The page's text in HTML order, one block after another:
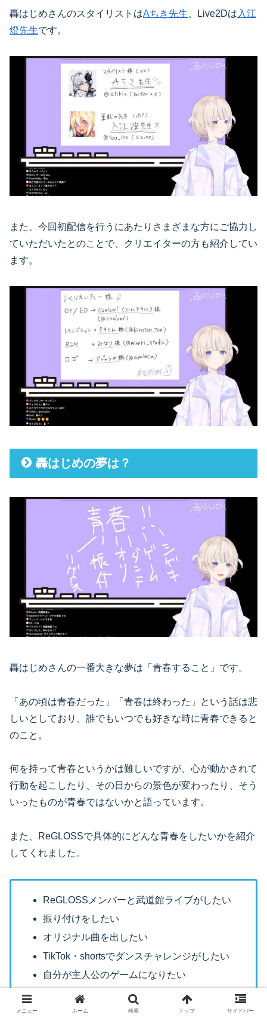
轟はじめさんのスタイリストはAちき先生 、Live2Dは 入江
燈先生です。
また、今回初配信を行うにあたりさまざまな方にご協力し
ていただいたとのことで、クリエイターの方も紹介してい
ます。
轟はじめの夢は？
轟はじめさんの一番大きな夢は「青春すること」です。
「あの頃は青春だった」「青春は終わった」という話は悲
しいとしており、誰でもいつでも好きな時に青春できると
のこと。
何を持って青春というかは難しいですが、心が動かされて
行動を起こしたり、その日からの景色が変わったり、そう
いったものが青春ではないかと語っています。
また、ReGLOSSで具体的にどんな青春をしたいかを紹介
してくれました。
ReGLOSSメンバーと武道館ライブがしたい
振り付けをしたい
オリジナル曲を出したい
TikTok・shortsでダンスチャレンジがしたい
自分が主人公のゲームになりたい
刺激的な食べ物とコラボしたい（刺激番長）
メニュー ホーム 検索 トップ サイドバー